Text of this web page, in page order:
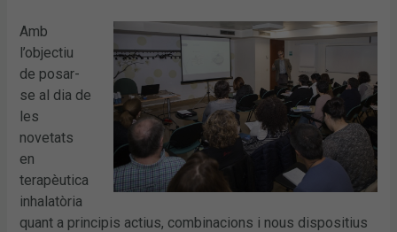
Amb
l’objectiu
de posar-
se al dia de
les
novetats
en
terapèutica
inhalatòria
quant a principis actius, combinacions i nous dispositius